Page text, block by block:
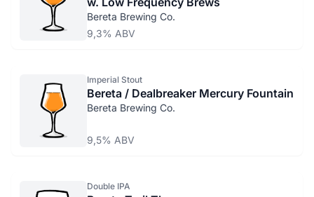
Bereta Brewing Co.
9,3% ABV
Imperial Stout
Bereta / Dealbreaker Mercury Fountain
Bereta Brewing Co.
9,5% ABV
Double IPA